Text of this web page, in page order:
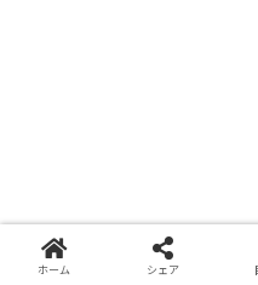
ホーム シェア